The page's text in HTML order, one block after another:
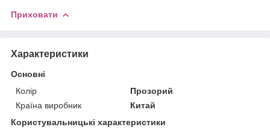
Приховати
Характеристики
Основні
Колір
Прозорий
Країна виробник
Китай
Користувальницькі характеристики